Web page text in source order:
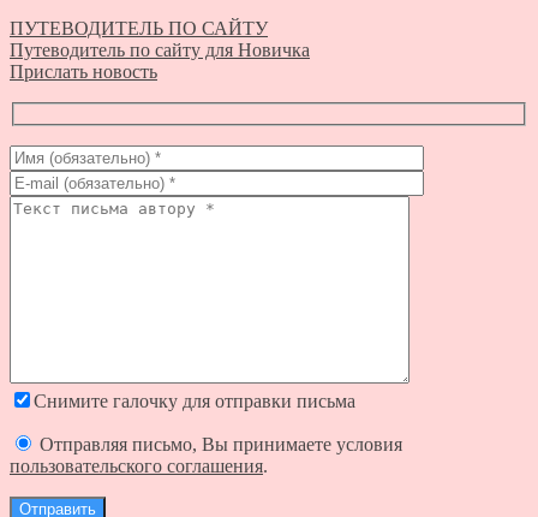
ПУТЕВОДИТЕЛЬ ПО САЙТУ
Путеводитель по сайту для Новичка
Прислать новость
Снимите галочку для отправки письма
Отправляя письмо, Вы принимаете условия
пользовательского соглашения.